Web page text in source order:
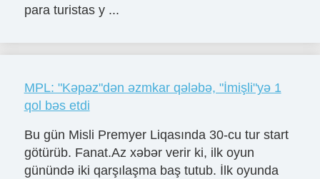
para turistas y ...
MPL: "Kəpəz"dən əzmkar qələbə, "İmişli"yə 1
qol bəs etdi
Bu gün Misli Premyer Liqasında 30-cu tur start
götürüb. Fanat.Az xəbər verir ki, ilk oyun
günündə iki qarşılaşma baş tutub. İlk oyunda